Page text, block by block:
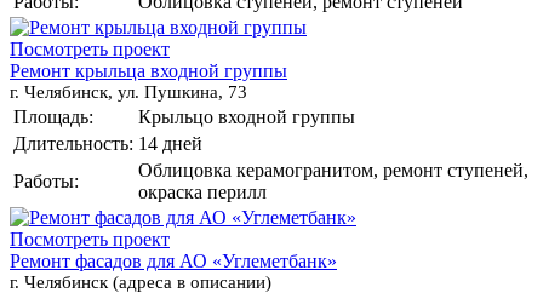
Посмотреть проект
Ремонт крыльца входной группы
г. Челябинск, ул. Пушкина, 73
Площадь:
Крыльцо входной группы
Длительность: 14 дней
Работы:
Облицовка керамогранитом, ремонт ступеней,
окраска перилл
Посмотреть проект
Ремонт фасадов для АО «Углеметбанк»
г. Челябинск (адреса в описании)